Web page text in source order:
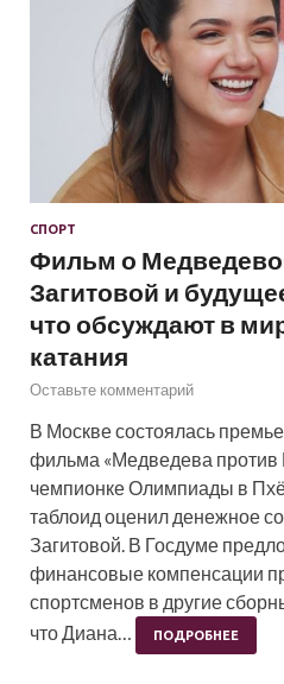
СПОРТ
Фильм о
Загитовой и
что обсуждают в
катания
Оставьте комментарий
В Москве состоялась
фильма «Медведева против
чемпионке Олимпиады в
таблоид оценил денежное
Загитовой. В Госдуме
финансовые компенсации
спортсменов в другие
что Диана…
ПОДРОБНЕЕ